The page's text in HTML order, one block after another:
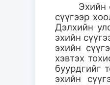
Эхийн
сүүгээр
Дэлхийн
эхийн
эхийн
хэвтэх
буурдгийг
эхийн